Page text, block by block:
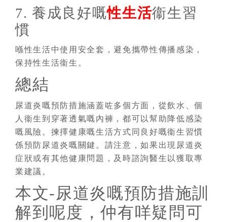
7. 養成良好嘅性生活衞生習
慣
喺性生活中使用安全套，避免攜帶性傳播感染，
保持性生活衞生。
總結
尿道炎嘅預防措施涵蓋咗多個方面，從飲水、個
人衞生到穿著透氣嘅內褲，都可以幫助降低感染
嘅風險。揀擇健康嘅生活方式同良好嘅衞生習慣
係預防尿道炎嘅關鍵。請注意，如果出現尿道炎
症狀或有其他健康問題，及時諮詢醫生以獲取專
業建議。
本文-尿道炎嘅預防措施訓
解到呢度，仲有咩疑問可